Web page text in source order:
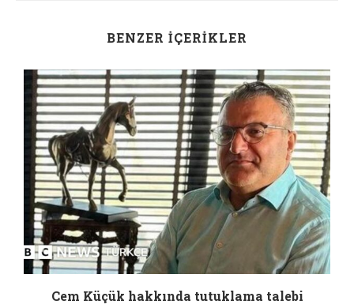
BENZER İÇERIKLER
Cem Küçük hakkında tutuklama talebi